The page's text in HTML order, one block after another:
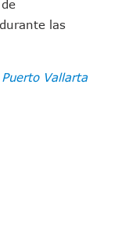
De Guadalajara
las
Vallarta